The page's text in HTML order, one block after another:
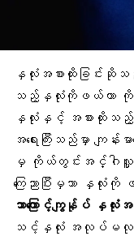
နှလုံးအစားထိုးခြင်းဆို
သည့်နှလုံးကိုဖယ်ကာ ကိုယ်
နှလုံးနှင့် အစားထိုး
အရေးကြီးသည်မှာ ကျန်
မှ ကိုယ်တွင်းအင်္ဂါလှူဒ
ကြေညာပြီးမှသာ နှလုံ
ဘာကြောင့်ကျွန်ုပ် နှလုံ
သင့်နှလုံး အလုပ်မလုပ်လ